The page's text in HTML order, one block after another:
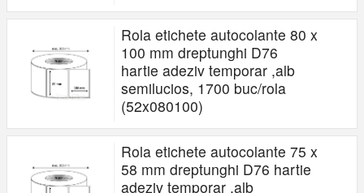
Rola etichete autocolante 80 x
100 mm dreptunghi D76
hartie adeziv temporar ,alb
semilucios, 1700 buc/rola
(52x080100)
Rola etichete autocolante 75 x
58 mm dreptunghi D76 hartie
adeziv temporar ,alb